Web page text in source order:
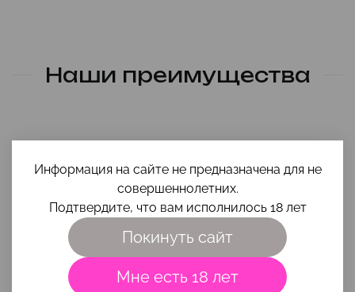
Наши преимущества
Помощь в выборе
Чтобы игрушка и интимная косметика вам максимально
подошли, приходи на консультацию
или напиши свой вопрос
smehigrehsexshop@gmail.com.
Информация на сайте не предназначена для не
совершеннолетних.
Подтвердите, что вам исполнилось 18 лет
Покинуть сайт
Мне есть 18 лет